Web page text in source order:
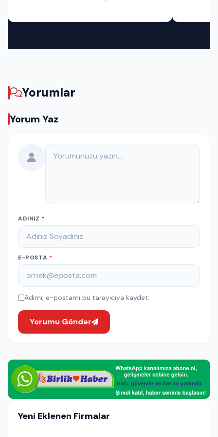
Yorumlar
Yorum Yaz
Yorumunuz
ADINIZ *
E-POSTA *
Adımı, e-postamı bu tarayıcıya kaydet.
Yorumu Gönder
Yeni Eklenen Firmalar